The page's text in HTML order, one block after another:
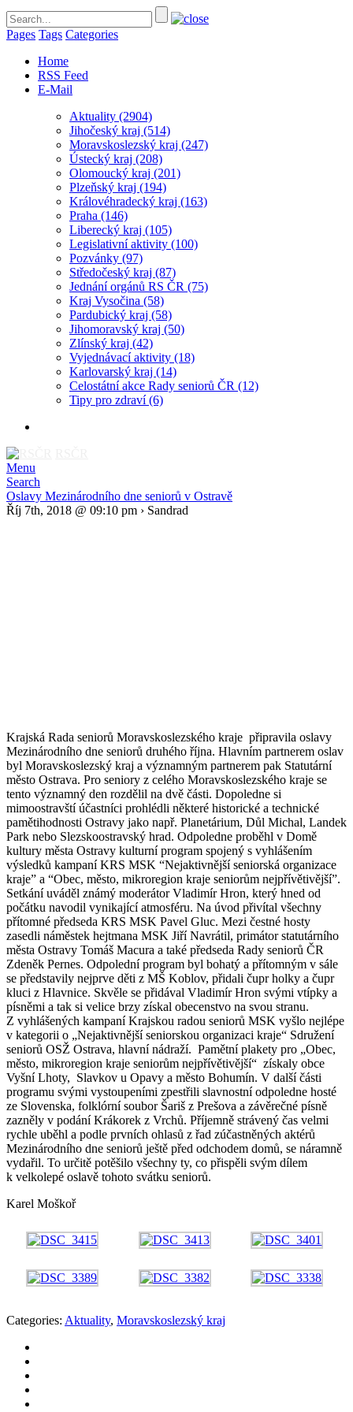
Pages Tags Categories
Home
RSS Feed
E-Mail
Aktuality (2904)
Jihočeský kraj (514)
Moravskoslezský kraj (247)
Ústecký kraj (208)
Olomoucký kraj (201)
Plzeňský kraj (194)
Královéhradecký kraj (163)
Praha (146)
Liberecký kraj (105)
Legislativní aktivity (100)
Pozvánky (97)
Středočeský kraj (87)
Jednání orgánů RS ČR (75)
Kraj Vysočina (58)
Pardubický kraj (58)
Jihomoravský kraj (50)
Zlínský kraj (42)
Vyjednávací aktivity (18)
Karlovarský kraj (14)
Celostátní akce Rady seniorů ČR (12)
Tipy pro zdraví(6)
Menu
Search
Oslavy Mezinárodního dne seniorů v Ostravě
Říj 7th, 2018 @ 09:10 pm › Sandrad
Krajská Rada seniorů Moravskoslezského kraje připravila oslavy
Mezinárodního dne seniorů druhého října. Hlavním partnerem oslav
byl Moravskoslezský kraj a významným partnerem pak Statutární
město Ostrava. Pro seniory z celého Moravskoslezského kraje se
tento významný den rozdělil na dvě části. Dopoledne si
mimoostravští účastníci prohlédli některé historické a technické
pamětihodnosti Ostravy jako např. Planetárium, Důl Michal, Landek
Park nebo Slezskoostravský hrad. Odpoledne proběhl v Domě
kultury města Ostravy kulturní program spojený s vyhlášením
výsledků kampaní KRS MSK “Nejaktivnější seniorská organizace
kraje” a “Obec, město, mikroregion kraje seniorům nejpřívětivější”.
Setkání uváděl známý moderátor Vladimír Hron, který hned od
počátku navodil vynikající atmosféru. Na úvod přivítal všechny
přítomné předseda KRS MSK Pavel Gluc. Mezi čestné hosty
zasedli náměstek hejtmana MSK Jiří Navrátil, primátor statutárního
města Ostravy Tomáš Macura a také předseda Rady seniorů ČR
Zdeněk Pernes. Odpolední program byl bohatý a přítomným v sále
se představily nejprve děti z MŠ Koblov, přidali čupr holky a čupr
kluci z Hlavnice. Skvěle se přidával Vladimír Hron svými vtípky a
písněmi a tak si velice brzy získal obecenstvo na svou stranu.
Z vyhlášených kampaní Krajskou radou seniorů MSK vyšlo nejlépe
v kategorii o „Nejaktivnější seniorskou organizaci kraje“ Sdružení
seniorů OSŽ Ostrava, hlavní nádraží. Pamětní plakety pro „Obec,
město, mikroregion kraje seniorům nejpřívětivější“ získaly obce
Vyšní Lhoty, Slavkov u Opavy a město Bohumín. V další části
programu svými vystoupeními zpestřili slavnostní odpoledne hosté
ze Slovenska, folklórní soubor Šariš z Prešova a závěrečné písně
zazněly v podání Krákorek z Vrchů. Příjemně strávený čas velmi
rychle uběhl a podle prvních ohlasů z řad zúčastněných aktérů
Mezinárodního dne seniorů ještě před odchodem domů, se náramně
vydařil. To určitě potěšilo všechny ty, co přispěli svým dílem
k velkolepé oslavě tohoto svátku seniorů.
Karel Moškoř
Categories: Aktuality, Moravskoslezský kraj